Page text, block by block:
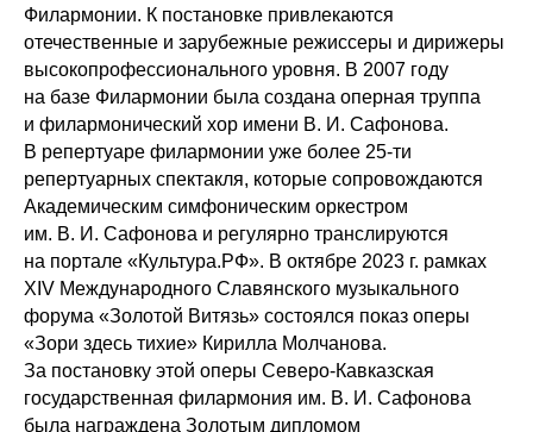
Филармонии. К постановке привлекаются
отечественные и зарубежные режиссеры и дирижеры
высокопрофессионального уровня. В 2007 году
на базе Филармонии была создана оперная труппа
и филармонический хор имени В. И. Сафонова.
В репертуаре филармонии уже более 25-ти
репертуарных спектакля, которые сопровождаются
Академическим симфоническим оркестром
им. В. И. Сафонова и регулярно транслируются
на портале «Культура.РФ». В октябре 2023 г. рамках
XIV Международного Славянского музыкального
форума «Золотой Витязь» состоялся показ оперы
«Зори здесь тихие» Кирилла Молчанова.
За постановку этой оперы Северо-Кавказская
государственная филармония им. В. И. Сафонова
была награждена Золотым дипломом